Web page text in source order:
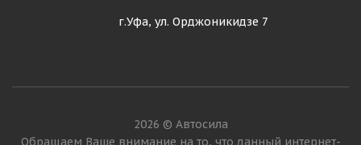
г.Уфа, ул. Орджоникидзе 7
2026 © Автосила
Обращаем Ваше внимание на то, что данный интернет-